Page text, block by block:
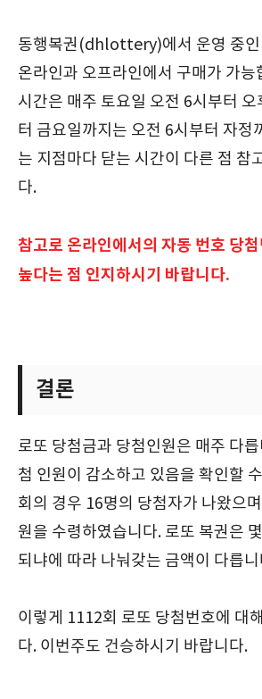
동행복권(dhlottery)에서 운영 중인
온라인과 오프라인에서 구매가 가능
시간은 매주 토요일 오전 6시부터
터 금요일까지는 오전 6시부터 자정
는 지점마다 닫는 시간이 다른 점 참
다.
참고로 온라인에서의 자동 번호 당
높다는 점 인지하시기 바랍니다.
결론
로또 당첨금과 당첨인원은 매주 다
첨 인원이 감소하고 있음을 확인할
회의 경우 16명의 당첨자가 나왔으
원을 수령하였습니다. 로또 복권은
되냐에 따라 나눠갖는 금액이 다릅
이렇게 1112회 로또 당첨번호에 대
다. 이번주도 건승하시기 바랍니다.